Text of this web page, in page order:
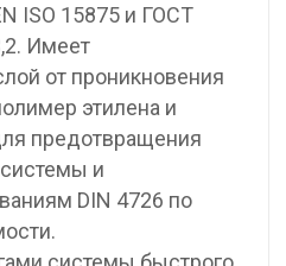
ISO 15875 и ГОСТ
Имеет
от проникновения
этилена и
предотвращения
и
DIN 4726 по